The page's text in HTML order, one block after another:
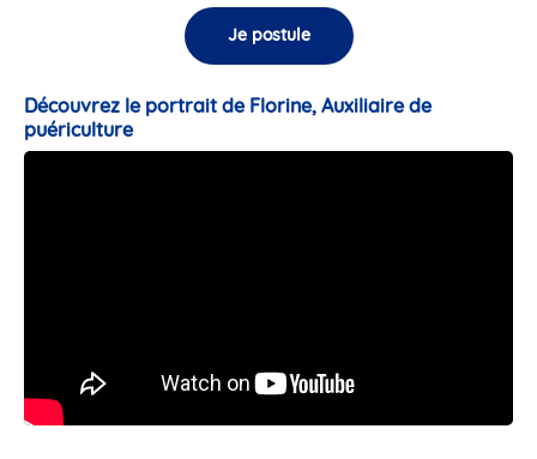
Je postule
Découvrez le portrait de Florine, Auxiliaire de
puériculture